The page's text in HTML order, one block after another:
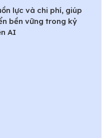
lực và chi phí, giúp
bền vững trong kỷ
AI